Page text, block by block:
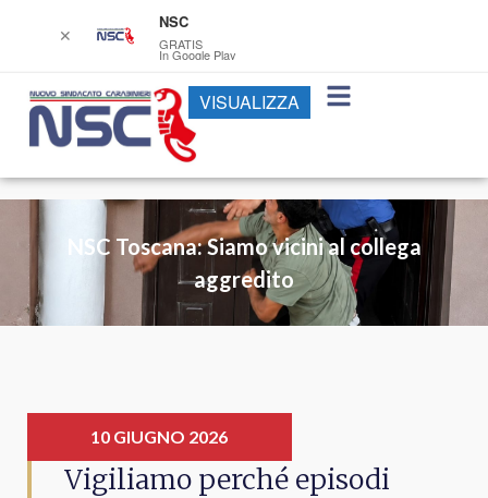
NSC Toscana: Siamo vicini al collega
aggredito
10 GIUGNO 2026
Vigiliamo perché episodi
✕
NSC
GRATIS
In Google Play
VISUALIZZA